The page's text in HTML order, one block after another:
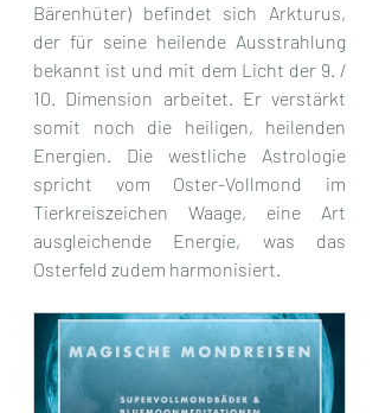
Bärenhüter) befindet sich Arkturus,
der für seine heilende Ausstrahlung
bekannt ist und mit dem Licht der 9. /
10. Dimension arbeitet. Er verstärkt
somit noch die heiligen, heilenden
Energien. Die westliche Astrologie
spricht vom Oster-Vollmond im
Tierkreiszeichen Waage, eine Art
ausgleichende Energie, was das
Osterfeld zudem harmonisiert.